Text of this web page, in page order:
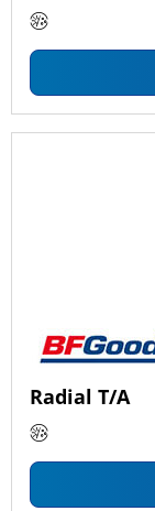
Radial T/A